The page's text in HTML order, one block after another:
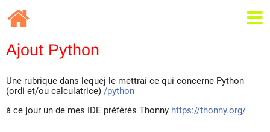
Ajout Python
Une rubrique dans lequej le mettrai ce qui concerne Python
(ordi et/ou calculatrice) /python
à ce jour un de mes IDE préférés Thonny https://thonny.org/